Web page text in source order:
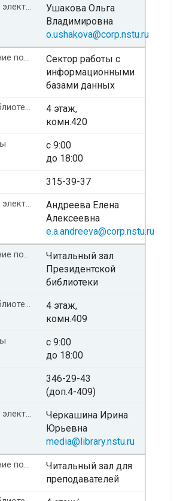
Ушакова Ольга
Владимировна
o.ushakova@corp.nstu.ru
ФИО/адрес электронной почты
Сектор работы с
информационными
базами данных
Наименование подразделения
4 этаж,
комн.420
Корпус "Библиотека" Этаж/ комната
с 9:00
до 18:00
315-39-37
Андреева Елена
Алексеевна
e.a.andreeva@corp.nstu.ru
ФИО/адрес электронной почты
Читальный зал
Президентской
библиотеки
Наименование подразделения
4 этаж,
комн.409
Корпус "Библиотека" Этаж/ комната
с 9:00
до 18:00
346-29-43
(доп.4-409)
Черкашина Ирина
Юрьевна
media@library.nstu.ru
ФИО/адрес электронной почты
Читальный зал для
преподавателей
Наименование подразделения